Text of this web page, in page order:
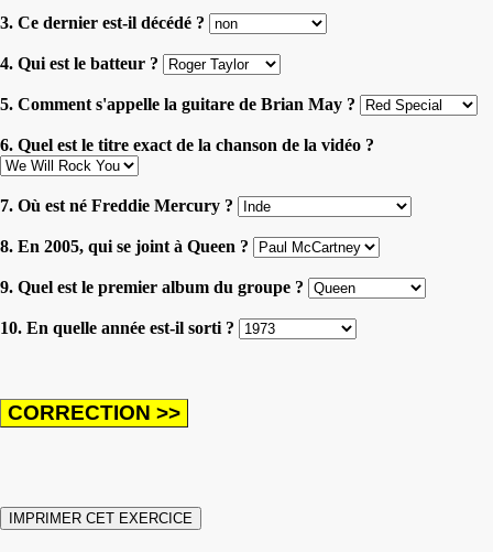
3. Ce dernier est-il décédé ?
4. Qui est le batteur ?
5. Comment s'appelle la guitare de Brian May ?
6. Quel est le titre exact de la chanson de la vidéo ?
7. Où est né Freddie Mercury ?
8. En 2005, qui se joint à Queen ?
9. Quel est le premier album du groupe ?
10. En quelle année est-il sorti ?